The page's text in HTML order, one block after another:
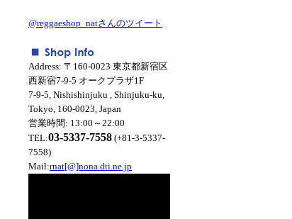
@reggaeshop_natさんのツイート
Address: 〒160-0023 東京都新宿区
西新宿7-9-5 オークプラザ1F
7-9-5, Nishishinjuku , Shinjuku-ku,
Tokyo, 160-0023, Japan
営業時間: 13:00～22:00
TEL:03-5337-7558 (+81-3-5337-
7558)
Mail:rnat[@]nona.dti.ne.jp